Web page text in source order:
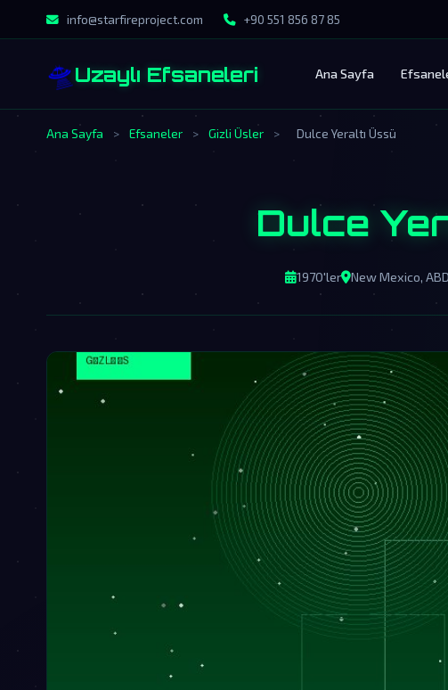
info@starfireproject.com +90 551 856 87 85
🛸Uzaylı Efsaneleri Ana Sayfa
Ana Sayfa > Efsaneler > Gizli Üsler > Dulce Yeraltı Üssü
Dulce
1970'ler New Mexico, ABD